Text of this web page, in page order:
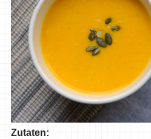
Zutaten: